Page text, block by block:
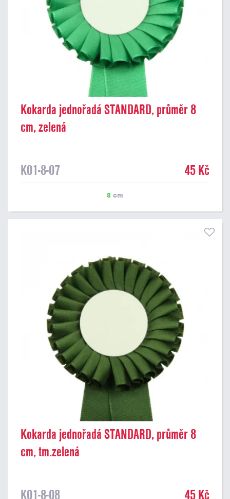
Kokarda jednořadá STANDARD, průměr 8
cm, zelená
K01-8-07 45 Kč
8 cm
Kokarda jednořadá STANDARD, průměr 8
cm, tm.zelená
K01-8-08 45 Kč